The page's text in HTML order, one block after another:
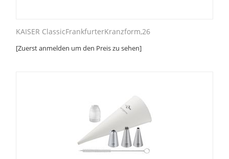
KAISER ClassicFrankfurterKranzform,26
[Zuerst anmelden um den Preis zu sehen]